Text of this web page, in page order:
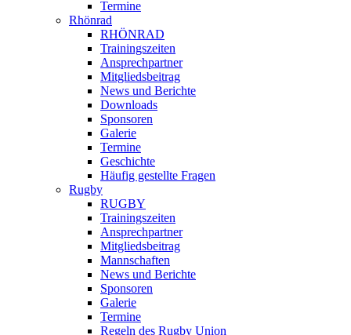
Termine
Rhönrad
RHÖNRAD
Trainingszeiten
Ansprechpartner
Mitgliedsbeitrag
News und Berichte
Downloads
Sponsoren
Galerie
Termine
Geschichte
Häufig gestellte Fragen
Rugby
RUGBY
Trainingszeiten
Ansprechpartner
Mitgliedsbeitrag
Mannschaften
News und Berichte
Sponsoren
Galerie
Termine
Regeln des Rugby Union